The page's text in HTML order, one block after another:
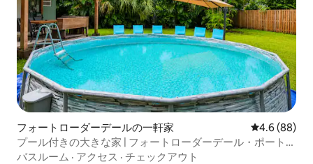
フォートローダーデールの一軒家 レビュー88
4.6 (88)
プール付きの大きな家 | フォートローダーデール・ポートま
で5分
バスルーム · アクセス · チェックアウト